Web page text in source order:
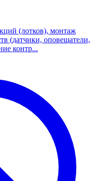
(лотков), монтаж
(датчики, оповещатели,
контр...